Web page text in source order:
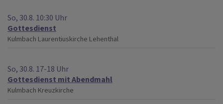
So, 30.8. 10:30 Uhr
Gottesdienst
Kulmbach Laurentiuskirche Lehenthal
So, 30.8. 17-18 Uhr
Gottesdienst mit Abendmahl
Kulmbach Kreuzkirche